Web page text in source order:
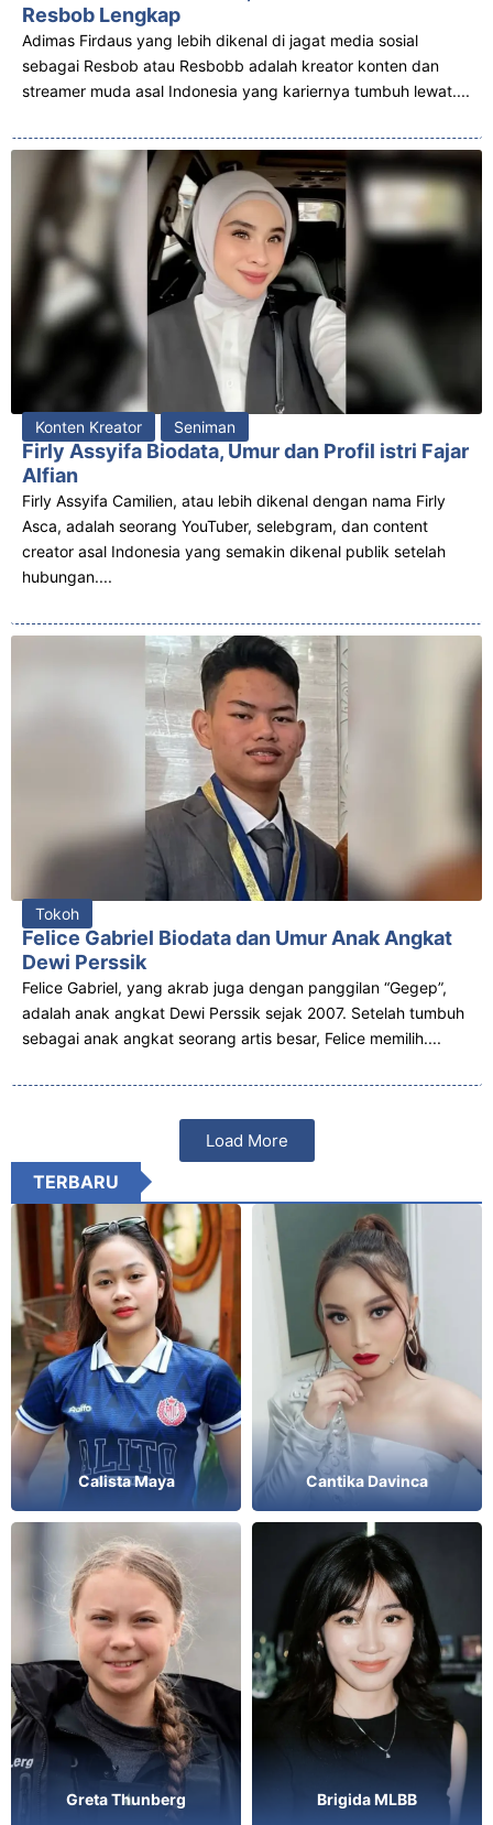
Resbob Lengkap
Adimas Firdaus yang lebih dikenal di jagat media sosial
sebagai Resbob atau Resbobb adalah kreator konten dan
streamer muda asal Indonesia yang kariernya tumbuh lewat....
Konten Kreator Seniman
Firly Assyifa Biodata, Umur dan Profil istri Fajar
Alfian
Firly Assyifa Camilien, atau lebih dikenal dengan nama Firly
Asca, adalah seorang YouTuber, selebgram, dan content
creator asal Indonesia yang semakin dikenal publik setelah
hubungan....
Tokoh
Felice Gabriel Biodata dan Umur Anak Angkat
Dewi Perssik
Felice Gabriel, yang akrab juga dengan panggilan “Gegep”,
adalah anak angkat Dewi Perssik sejak 2007. Setelah tumbuh
sebagai anak angkat seorang artis besar, Felice memilih....
Load More
TERBARU
Calista Maya Cantika Davinca
Greta Thunberg Brigida MLBB